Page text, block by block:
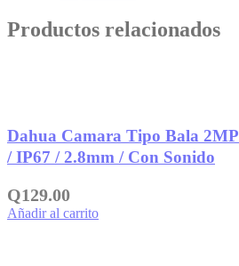
Productos relacionados
Dahua Camara Tipo Bala
/ IP67 / 2.8mm / Con Sonido
Q129.00
Añadir al carrito